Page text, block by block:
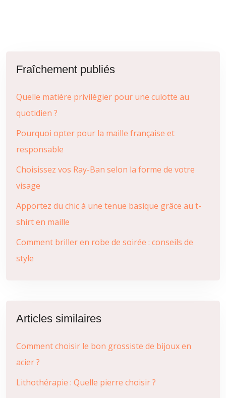
Fraîchement publiés
Quelle matière privilégier pour une culotte au
quotidien ?
Pourquoi opter pour la maille française et
responsable
Choisissez vos Ray-Ban selon la forme de votre
visage
Apportez du chic à une tenue basique grâce au t-
shirt en maille
Comment briller en robe de soirée : conseils de
style
Articles similaires
Comment choisir le bon grossiste de bijoux en
acier ?
Lithothérapie : Quelle pierre choisir ?